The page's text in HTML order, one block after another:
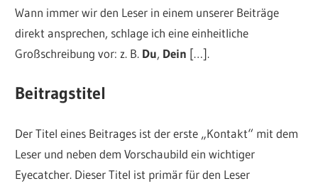
Wann immer wir den Leser in einem unserer Beiträge
direkt ansprechen, schlage ich eine einheitliche
Großschreibung vor: z. B. Du, Dein […].
Beitragstitel
Der Titel eines Beitrages ist der erste „Kontakt“ mit dem
Leser und neben dem Vorschaubild ein wichtiger
Eyecatcher. Dieser Titel ist primär für den Leser